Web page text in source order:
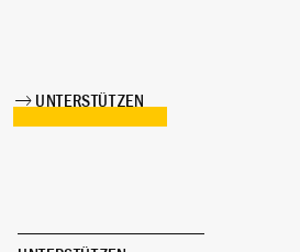
UNTERSTÜTZEN